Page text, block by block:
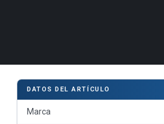
DATOS DEL ARTÍCULO
Marca